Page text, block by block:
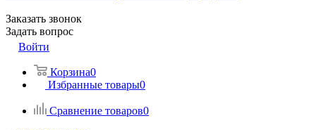
Заказать звонок
Задать вопрос
Войти
Корзина0
Избранные товары0
Сравнение товаров0